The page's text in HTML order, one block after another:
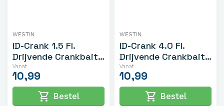
WESTIN
ID-Crank 1.5 Fl.
Drijvende Crankbait
4.8cm/8.5gr
Vanaf
10,99
shopping_cart Bestel
WESTIN
ID-Crank 4.0 Fl.
Drijvende Crankbait
5.3cm/12gr
Vanaf
10,99
shopping_cart Bestel